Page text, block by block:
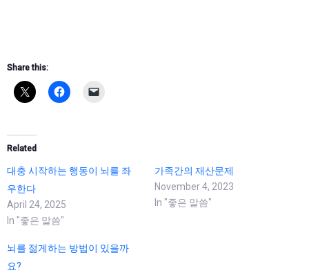
Share this:
Related
대충 시작하는 행동이 뇌를 좌
우한다
April 24, 2025
In "좋은 말씀"
가족간의 재산문제
November 4, 2023
In "좋은 말씀"
뇌를 젊게하는 방법이 있을까
요?